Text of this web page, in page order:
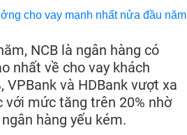
NCB là ngân hàng có
nhất về cho vay khách
VPBank và HDBank vượt xa
với mức tăng trên 20% nhờ
hàng yếu kém.